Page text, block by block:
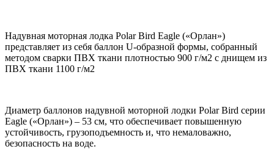
Надувная моторная лодка Polar Bird Eagle («Орлан»)
представляет из себя баллон U-образной формы, собранный
методом сварки ПВХ ткани плотностью 900 г/м2 с днищем из
ПВХ ткани 1100 г/м2
Диаметр баллонов надувной моторной лодки Polar Bird серии
Eagle («Орлан») – 53 см, что обеспечивает повышенную
устойчивость, грузоподъемность и, что немаловажно,
безопасность на воде.